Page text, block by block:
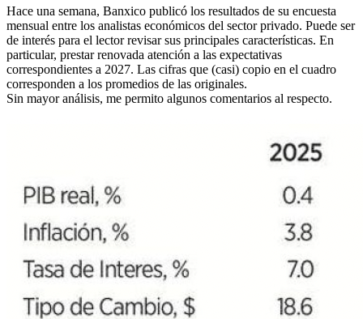
Hace una semana, Banxico publicó los resultados de su encuesta
mensual entre los analistas económicos del sector privado. Puede ser
de interés para el lector revisar sus principales características. En
particular, prestar renovada atención a las expectativas
correspondientes a 2027. Las cifras que (casi) copio en el cuadro
corresponden a los promedios de las originales.
Sin mayor análisis, me permito algunos comentarios al respecto.